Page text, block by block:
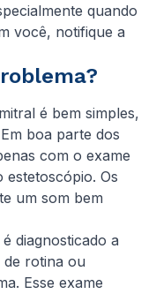
quando
você, notifique a
é bem simples,
boa parte dos
com o exame
Os
um som bem
diagnosticado a
de rotina ou
Esse exame